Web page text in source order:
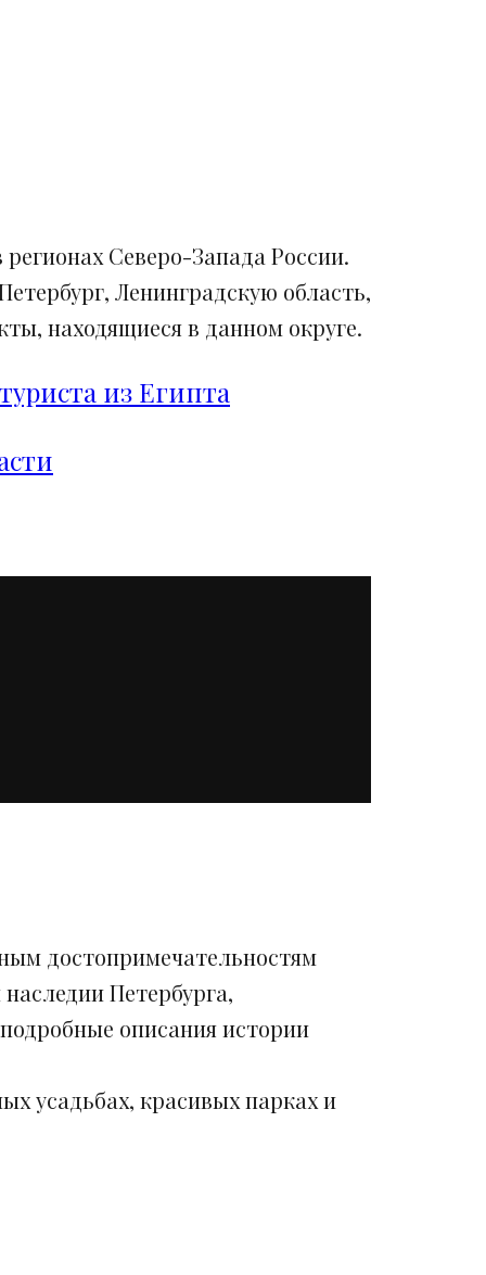
Северо-Запада России.
Ленинградскую область,
находящиеся в данном округе.
из Египта
достопримечательностям
Петербурга,
описания истории
усадьбах, красивых парках и